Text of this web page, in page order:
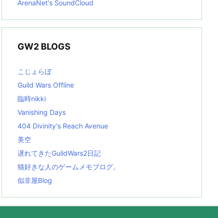
ArenaNet's SoundCloud
GW2 BLOGS
こじょらぼ
Guild Wars Offline
臨時nikki
Vanishing Days
404 Divinity's Reach Avenue
美空
遅れてきたGuildWars2日記
猫好きな人のゲームメモブログ。
似非屋Blog